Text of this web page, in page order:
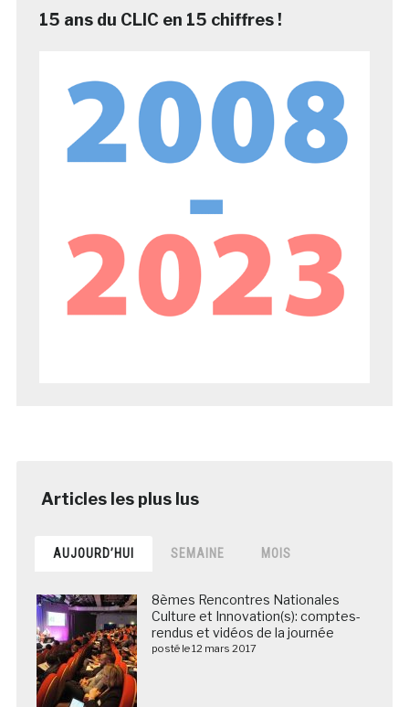
15 ans du CLIC en 15 chiffres !
AUJOURD’HUI SEMAINE MOIS
8èmes Rencontres Nationales
Culture et Innovation(s): comptes-
rendus et vidéos de la journée
posté le 12 mars 2017